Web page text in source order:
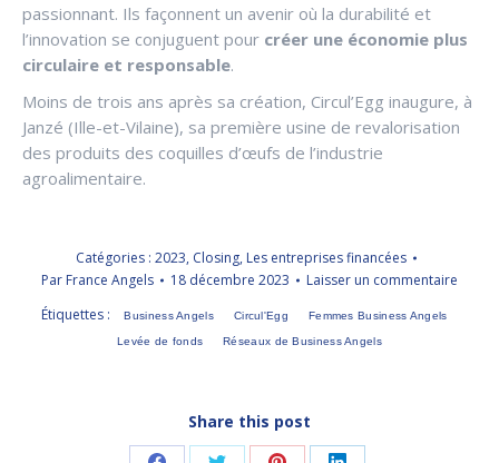
passionnant. Ils façonnent un avenir où la durabilité et
l’innovation se conjuguent pour créer une économie plus
circulaire et responsable.
Moins de trois ans après sa création, Circul’Egg inaugure, à
Janzé (Ille-et-Vilaine), sa première usine de revalorisation
des produits des coquilles d’œufs de l’industrie
agroalimentaire.
Catégories : 2023, Closing, Les entreprises financées
Par France Angels 18 décembre 2023
Laisser un commentaire
Étiquettes :
Business Angels Circul'Egg Femmes Business Angels
Levée de fonds Réseaux de Business Angels
Share this post